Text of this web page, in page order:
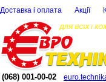
Доставка і оплата Акції
(068) 001-00-02